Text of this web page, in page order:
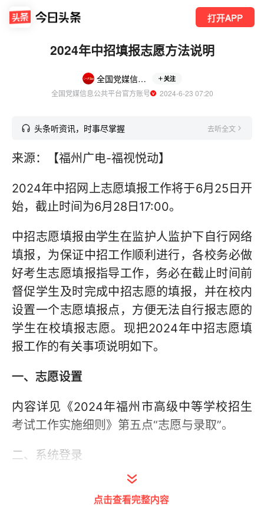
打开APP
2024年中招填报志愿方法说明
全国党媒信息公共平台 关注
全国党媒信息公共平台官方账号
  2024-6-23 07:20
头条听资讯，时事尽掌握 去听全文
来源：【福州广电-福视悦动】
2024年中招网上志愿填报工作将于6月25日开
始，截止时间为6月28日17:00。
中招志愿填报由学生在监护人监护下自行网络
填报，为保证中招工作顺利进行，各校务必做
好考生志愿填报指导工作，务必在截止时间前
督促学生及时完成中招志愿的填报，并在校内
设置一个志愿填报点，方便无法自行报志愿的
学生在校填报志愿。现把2024年中招志愿填
报工作的有关事项说明如下。
一、志愿设置
内容详见《2024年福州市高级中等学校招生
考试工作实施细则》第五点“志愿与录取”。
二、系统登录
1.考生登录阳光中招网（
https://jyj.fuzhou.gov.cn/zwgk/cswz/fzygz
点击查看完整内容